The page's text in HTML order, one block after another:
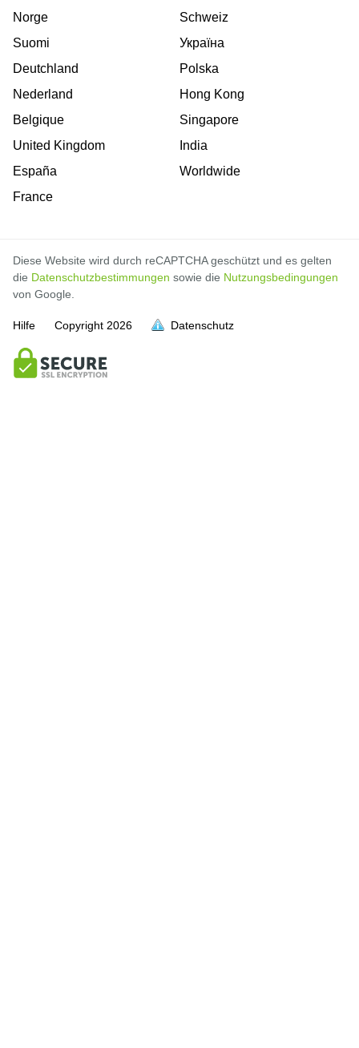
Norge
Suomi
Deutchland
Nederland
Belgique
United Kingdom
España
France
Schweiz
Україна
Polska
Hong Kong
Singapore
India
Worldwide
Diese Website wird durch reCAPTCHA geschützt und es gelten
die Datenschutzbestimmungen sowie die Nutzungsbedingungen
von Google.
Hilfe Copyright 2026 Datenschutz